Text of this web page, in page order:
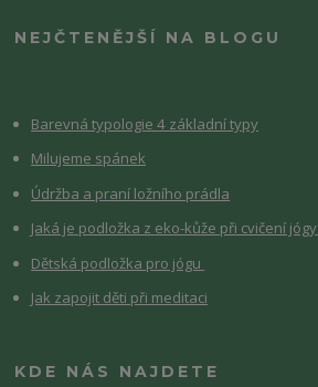
NEJČTENĚJŠÍ NA BLOGU
Barevná typologie 4 základní typy
Milujeme spánek
Údržba a praní ložního prádla
Jaká je podložka z eko-kůže při cvičení jógy
Dětská podložka pro jógu
Jak zapojit děti při meditaci
KDE NÁS NAJDETE